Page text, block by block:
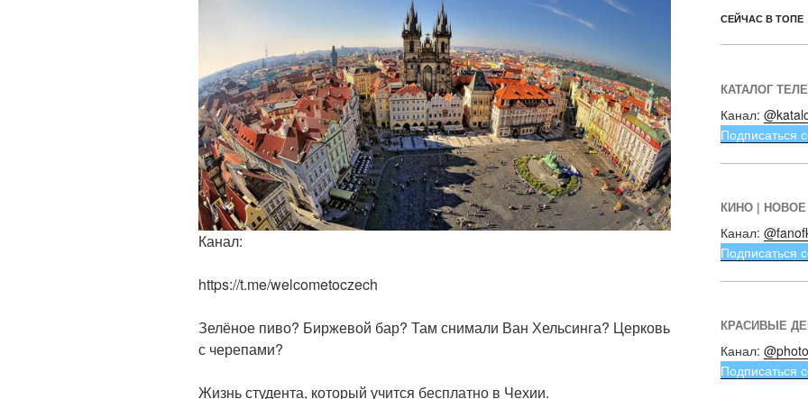
Канал:
https://t.me/welcometoczech
Зелёное пиво? Биржевой бар? Там снимали Ван Хельсинга? Церковь
с черепами?
Жизнь студента, который учится бесплатно в Чехии.
СЕЙЧАС В ТОПЕ
КАТАЛОГ
Канал:
Подписаться
КИНО |
Канал:
Подписаться
КРАСИВЫЕ
Канал:
Подписаться